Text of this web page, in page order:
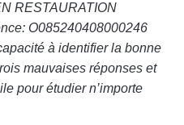
RESTAURATION
O085240408000246
à identifier la bonne
mauvaises réponses et
pour étudier n’importe